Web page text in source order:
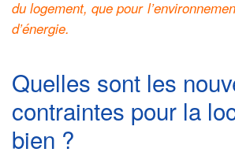
du logement, que pour
d’énergie.
Quelles sont les
contraintes pour la
bien ?